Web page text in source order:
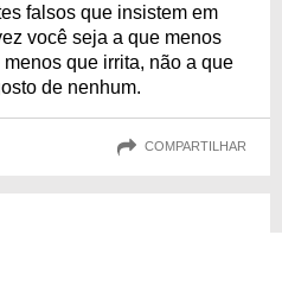
falsos que insistem em
você seja a que menos
que irrita, não a que
de nenhum.
COMPARTILHAR